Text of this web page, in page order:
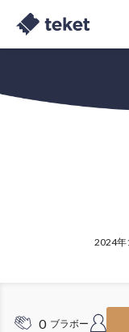
2024年
0 ブラボー